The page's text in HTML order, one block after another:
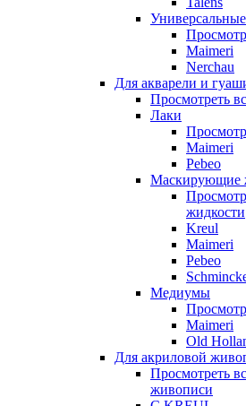
Универсальные
Maimeri
Nerchau
Для акварели и
Просмотреть
Лаки
Maimeri
Pebeo
Маскирующие
жидкости
Kreul
Maimeri
Pebeo
Медиумы
Maimeri
Old
Для акриловой
Просмотреть
живописи